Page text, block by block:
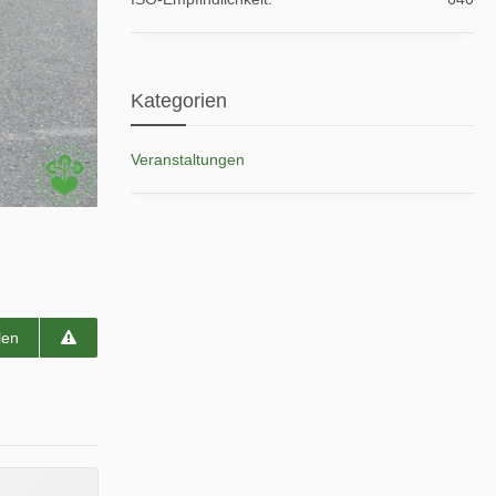
Kategorien
Veranstaltungen